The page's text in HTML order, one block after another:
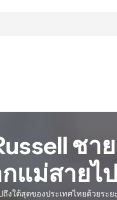
ชา
แม่สายไ
ใต้สุดของประเทศไทยด้วยระย